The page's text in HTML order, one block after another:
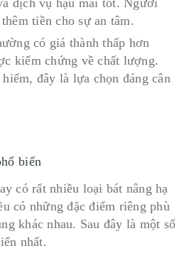
dịch vụ hậu mãi tốt. Người
tiền cho sự an tâm.
có giá thành thấp hơn
kiểm chứng về chất lượng.
đây là lựa chọn đáng cân
biến
có rất nhiều loại bát nâng hạ
có những đặc điểm riêng phù
khác nhau. Sau đây là một số
nhất.